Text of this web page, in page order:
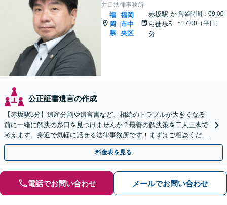
井口法律事務所
福
岡
県
|
福岡
市中
央区
赤坂駅 か
ら徒歩5
分
営業時間：09:00
~17:00（平日）
公正証書遺言の作成
【赤坂駅3分】遺産分割や遺言書など、相続のトラブルが大きくなる
前に一緒に解決の糸口を見つけませんか？最善の解決策を二人三脚で
考えます。身近で気軽に話せる法律事務所です！まずはご相談くださ
い【夜間・休日相談可】【電話・WEB面談可】
料金表を見る
電話でお問い合わせ メールでお問い合わせ